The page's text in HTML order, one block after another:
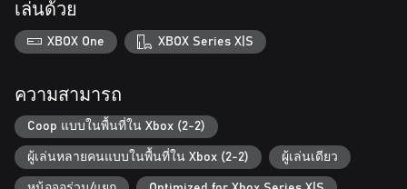
เล่นด้วย
XBOX One XBOX Series X|S
ความสามารถ
Coop แบบในพื้นที่ใน Xbox (2-2)
ผู้เล่นหลายคนแบบในพื้นที่ใน Xbox (2-2) ผู้เล่นเดียว